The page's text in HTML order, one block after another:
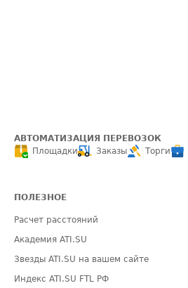
АВТОМАТИЗАЦИЯ ПЕРЕВОЗОК
Площадки
Заказы Торги
ПОЛЕЗНОЕ
Расчет расстояний
Академия ATI.SU
Звезды ATI.SU на вашем сайте
Индекс ATI.SU FTL РФ